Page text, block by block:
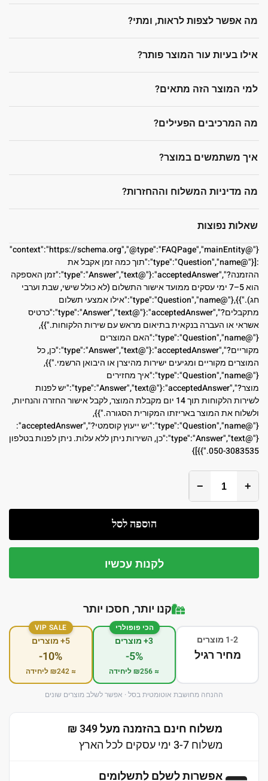
מה אפשר לצפות לראות, ומתי?
אילו בעיות עור המוצר פותר?
למי המוצר הזה מתאים?
מה המרכיבים הפעילים?
איך משתמשים במוצר?
מה מדיניות המשלוח וההחזרות?
שאלות נפוצות
{"@context":"https://schema.org","@type":"FAQPage","mainEntity"
:[{"@type":"Question","name":"תוך כמה זמן אקבל את
ההזמנה?","acceptedAnswer":{"@type":"Answer","text":"זמן האספקה
הוא 5–7 ימי עסקים ממועד אישור התשלום (לא כולל שישי, שבת וערבי
חג)."}},{"@type":"Question","name":"אילו אמצעי תשלום
מתקבלים?","acceptedAnswer":{"@type":"Answer","text":"כרטיס
אשראי או העברה בנקאית בתיאום מראש עם שירות הלקוחות."}},
{"@type":"Question","name":"האם המוצרים
מקוריים?","acceptedAnswer":{"@type":"Answer","text":"כן, כל
המוצרים מקוריים ומגיעים ישירות מהיצרן או היבואן הרשמי."}},
{"@type":"Question","name":"איך מחזירים
מוצר?","acceptedAnswer":{"@type":"Answer","text":"יש לפנות
לשירות הלקוחות תוך 14 יום מקבלת המוצר, לקבל אישור החזרה והנחיות,
ולשלוח את המוצר באריזתו המקורית הסגורה."}},
{"@type":"Question","name":"יש ייעוץ קוסמטי?","acceptedAnswer":
{"@type":"Answer","text":"כן, השירות ניתן ללא עלות. ניתן לפנות בטלפון
050-3083535."}}]}
+
−
הוספה לסל
לקנות עכשיו
קנו יותר, חסכו יותר
1-2 מוצרים
מחיר רגיל
הכי פופולרי
3+ מוצרים
-5%
≈ ₪256 ליחידה
VIP SALE
5+ מוצרים
-10%
≈ ₪242 ליחידה
ההנחה מחושבת אוטומטית בסל · אפשר לשלב מוצרים שונים
משלוח חינם בהזמנה מעל 349 ₪
משלוח 3-7 ימי עסקים לכל הארץ
אפשרות לשלם לתשלומים